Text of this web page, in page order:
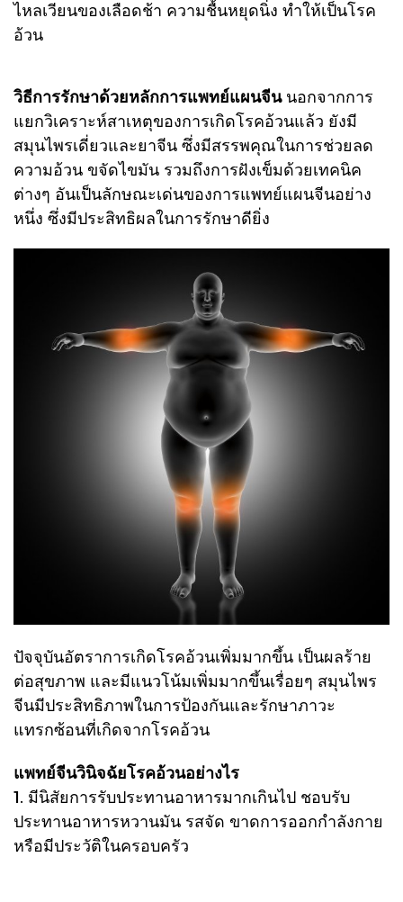
ไหลเวียนของเลือดช้า ความชื้นหยุดนิ่ง ทำให้เป็นโรค
อ้วน
วิธีการรักษาด้วยหลักการแพทย์แผนจีนนอกจากการ
แยกวิเคราะห์สาเหตุของการเกิดโรคอ้วนแล้ว ยังมี
สมุนไพรเดี่ยวและยาจีน ซึ่งมีสรรพคุณในการช่วยลด
ความอ้วน ขจัดไขมัน รวมถึงการฝังเข็มด้วยเทคนิค
ต่างๆ อันเป็นลักษณะเด่นของการแพทย์แผนจีนอย่าง
หนึ่ง ซึ่งมีประสิทธิผลในการรักษาดียิ่ง
ปัจจุบันอัตราการเกิดโรคอ้วนเพิ่มมากขึ้น เป็นผลร้าย
ต่อสุขภาพ และมีแนวโน้มเพิ่มมากขึ้นเรื่อยๆ สมุนไพร
จีนมีประสิทธิภาพในการป้องกันและรักษาภาวะ
แทรกซ้อนที่เกิดจากโรคอ้วน
แพทย์จีนวินิจฉัยโรคอ้วนอย่างไร
1. มีนิสัยการรับประทานอาหารมากเกินไป ชอบรับ
ประทานอาหารหวานมัน รสจัด ขาดการออกกำลังกาย
หรือมีประวัติในครอบครัว